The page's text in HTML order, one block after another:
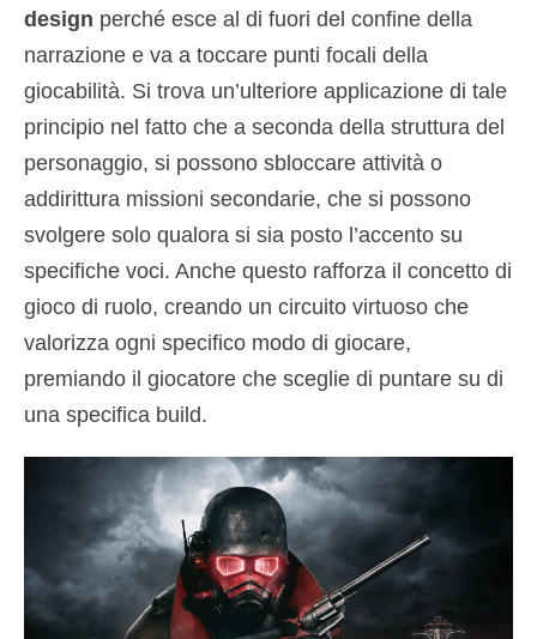
design perché esce al di fuori del confine della
narrazione e va a toccare punti focali della
giocabilità. Si trova un’ulteriore applicazione di tale
principio nel fatto che a seconda della struttura del
personaggio, si possono sbloccare attività o
addirittura missioni secondarie, che si possono
svolgere solo qualora si sia posto l’accento su
specifiche voci. Anche questo rafforza il concetto di
gioco di ruolo, creando un circuito virtuoso che
valorizza ogni specifico modo di giocare,
premiando il giocatore che sceglie di puntare su di
una specifica build.